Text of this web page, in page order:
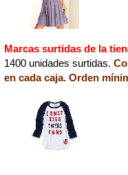
Marcas surtidas de la
1400 unidades surtidas.
en cada caja. Orden